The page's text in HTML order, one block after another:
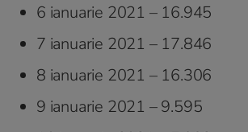
6 ianuarie 2021 – 16.945
7 ianuarie 2021 – 17.846
8 ianuarie 2021 – 16.306
9 ianuarie 2021 – 9.595